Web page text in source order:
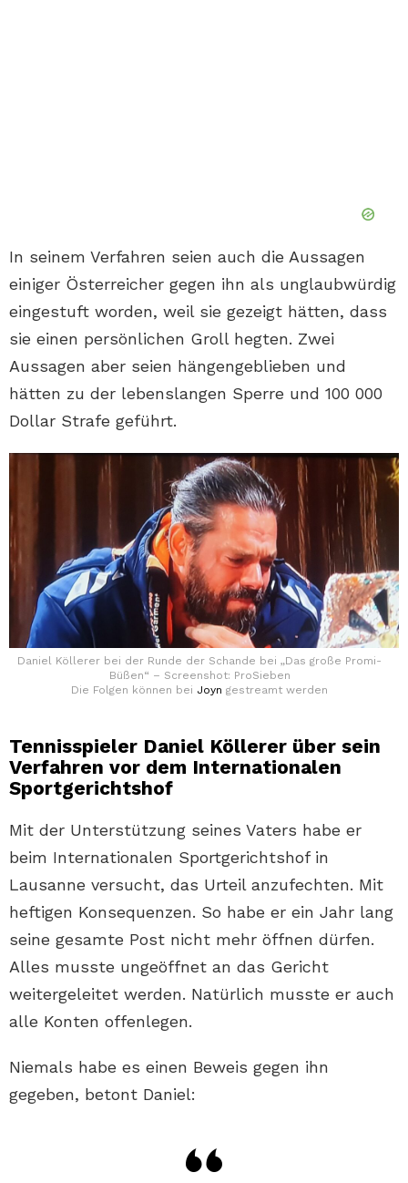
In seinem Verfahren seien auch die Aussagen
einiger Österreicher gegen ihn als unglaubwürdig
eingestuft worden, weil sie gezeigt hätten, dass
sie einen persönlichen Groll hegten. Zwei
Aussagen aber seien hängengeblieben und
hätten zu der lebenslangen Sperre und 100 000
Dollar Strafe geführt.
Daniel Köllerer bei der Runde der Schande bei „Das große Promi-
Büßen“ – Screenshot: ProSieben
Die Folgen können bei Joyn gestreamt werden
Tennisspieler Daniel Köllerer über sein
Verfahren vor dem Internationalen
Sportgerichtshof
Mit der Unterstützung seines Vaters habe er
beim Internationalen Sportgerichtshof in
Lausanne versucht, das Urteil anzufechten. Mit
heftigen Konsequenzen. So habe er ein Jahr lang
seine gesamte Post nicht mehr öffnen dürfen.
Alles musste ungeöffnet an das Gericht
weitergeleitet werden. Natürlich musste er auch
alle Konten offenlegen.
Niemals habe es einen Beweis gegen ihn
gegeben, betont Daniel: